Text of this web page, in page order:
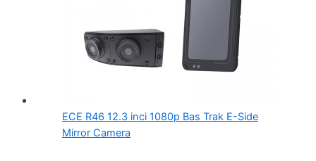
ECE R46 12.3 inci 1080p Bas Trak E-Side
Mirror Camera